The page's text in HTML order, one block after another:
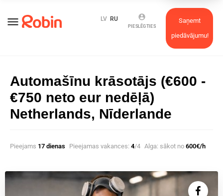
menu
Saņemt
piedāvājumu!
account_circle
PIESLĒGTIES
LV RU
Automašīnu krāsotājs (€600 -
€750 neto eur nedēļā)
Netherlands, Nīderlande
Pieejams 17 dienas Pieejamas vakances: 4/4 Alga: sākot no 600€/h